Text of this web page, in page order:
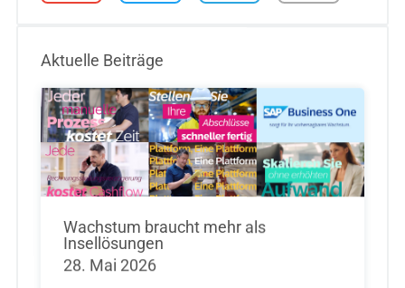
Aktuelle Beiträge
Wachstum braucht mehr als
Insellösungen
28. Mai 2026